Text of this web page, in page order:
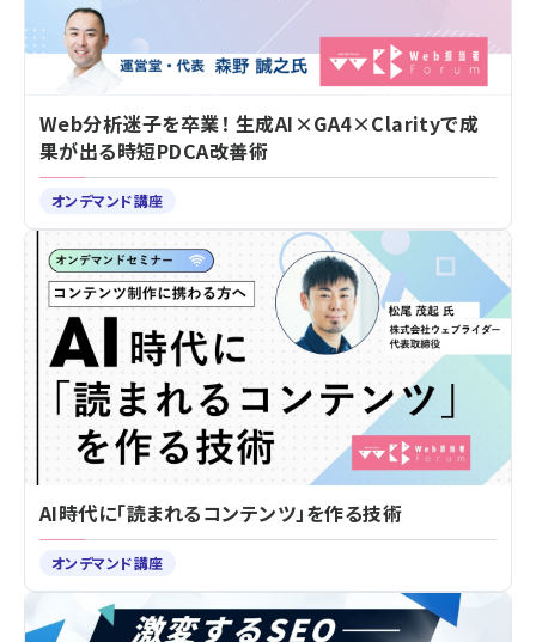
Web分析迷子を卒業！ 生成AI×GA4×Clarityで成
果が出る時短PDCA改善術
オンデマンド講座
AI時代に「読まれるコンテンツ」を作る技術
オンデマンド講座